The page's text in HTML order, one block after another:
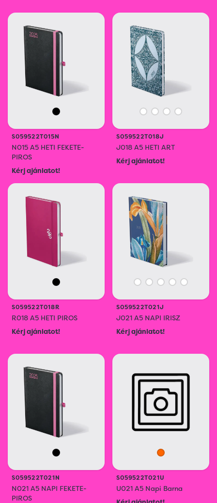
S059522T015N
N015 A5 HETI FEKETE-
PIROS
Kérj ajánlatot!
S059522T018J
J018 A5 HETI ART
Kérj ajánlatot!
S059522T018R
R018 A5 HETI PIROS
Kérj ajánlatot!
S059522T021J
J021 A5 NAPI IRISZ
Kérj ajánlatot!
S059522T021N
N021 A5 NAPI FEKETE-
PIROS
S059522T021U
U021 A5 Napi Barna